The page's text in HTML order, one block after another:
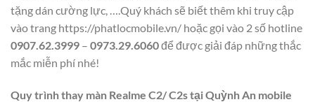
tặng dán cường lực, ….Quý khách sẽ biết thêm khi truy cập
vào trang https://phatlocmobile.vn/ hoặc gọi vào 2 số hotline
0907.62.3999 – 0973.29.6060để được giải đáp những thắc
mắc miễn phí nhé!
Quy trình thay màn Realme C2/ C2s tại Quỳnh An mobile